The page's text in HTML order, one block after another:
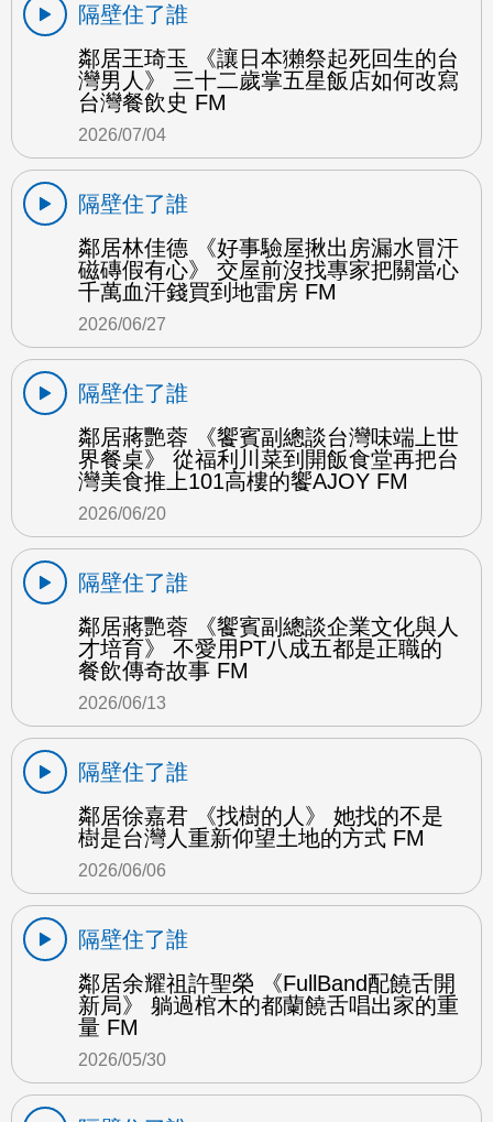
隔壁住了誰
鄰居王琦玉 《讓日本獺祭起死回生的台
灣男人》 三十二歲掌五星飯店如何改寫
台灣餐飲史 FM
2026/07/04
隔壁住了誰
鄰居林佳德 《好事驗屋揪出房漏水冒汗
磁磚假有心》 交屋前沒找專家把關當心
千萬血汗錢買到地雷房 FM
2026/06/27
隔壁住了誰
鄰居蔣艷蓉 《饗賓副總談台灣味端上世
界餐桌》 從福利川菜到開飯食堂再把台
灣美食推上101高樓的饗AJOY FM
2026/06/20
隔壁住了誰
鄰居蔣艷蓉 《饗賓副總談企業文化與人
才培育》 不愛用PT八成五都是正職的
餐飲傳奇故事 FM
2026/06/13
隔壁住了誰
鄰居徐嘉君 《找樹的人》 她找的不是
樹是台灣人重新仰望土地的方式 FM
2026/06/06
隔壁住了誰
鄰居余耀祖許聖榮 《FullBand配饒舌開
新局》 躺過棺木的都蘭饒舌唱出家的重
量 FM
2026/05/30